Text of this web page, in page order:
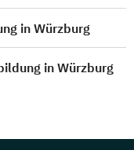
in Würzburg
in Würzburg